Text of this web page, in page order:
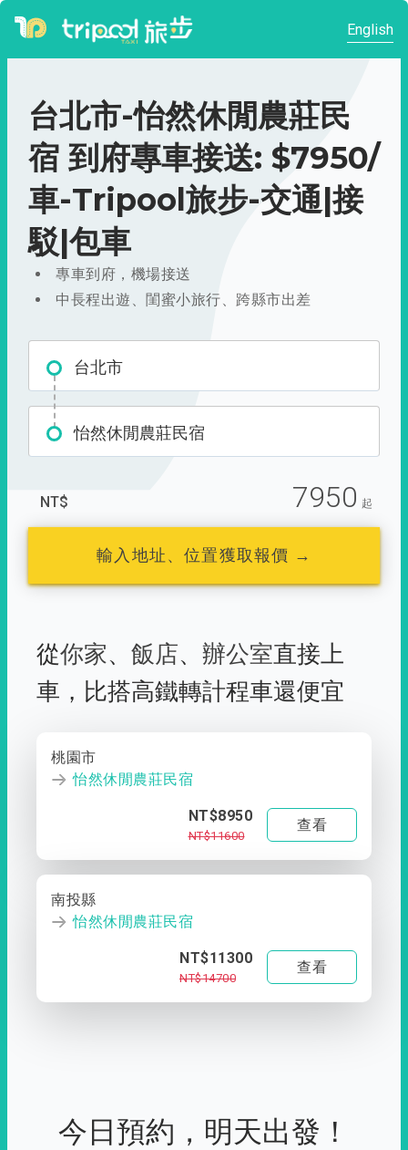
English
台北市-怡然休閒農莊民
宿 到府專車接送: $7950/
車-Tripool旅步-交通|接
駁|包車
專車到府，機場接送
中長程出遊、閨蜜小旅行、跨縣市出差
台北市
怡然休閒農莊民宿
NT$ 7950 起
輸入地址、位置獲取報價 →
從你家、 飯店、 辦公室直接上
車， 比搭高鐵轉計程車還便宜
桃園市
怡然休閒農莊民宿
NT$8950
NT$11600
查看
南投縣
怡然休閒農莊民宿
NT$11300
NT$14700
查看
今日預約，明天出發！